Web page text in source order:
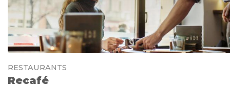
RESTAURANTS
Recafé